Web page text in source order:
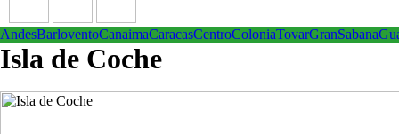
AndesBarloventoCanaimaCaracasCentroColoniaTovarGranSabana
Isla de Coche